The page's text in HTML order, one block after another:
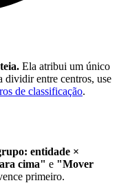
Ela atribui um único
dividir entre centros, use
de classificação.
entidade ×
cima" e "Mover
primeiro.